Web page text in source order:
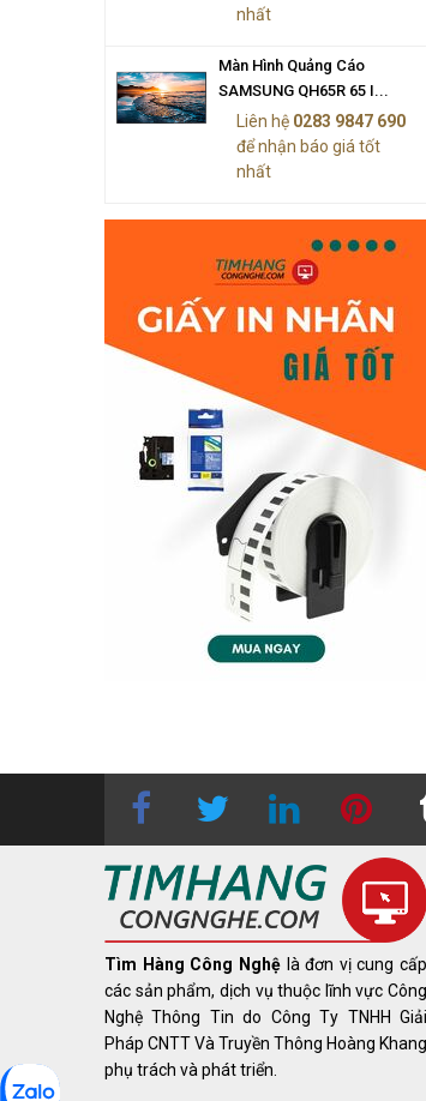
nhất
Màn Hình Quảng Cáo
SAMSUNG QH65R 65 I...
Liên hệ 0283 9847 690
để nhận báo giá tốt
nhất
XS 256GB Gold
iPhone XS 256GB Silver
MT9J2VN/A
5.8" - Apple A12 Bionic - iOS 13 -
- 256GB
iPhone XS 256GB Silver
MT9J2VN/A
Tìm Hàng Công Nghệ là đơn vị cung cấp
các sản phẩm, dịch vụ thuộc lĩnh vực Công
Nghệ Thông Tin do Công Ty TNHH Giải
Pháp CNTT Và Truyền Thông Hoàng Khang
phụ trách và phát triển.